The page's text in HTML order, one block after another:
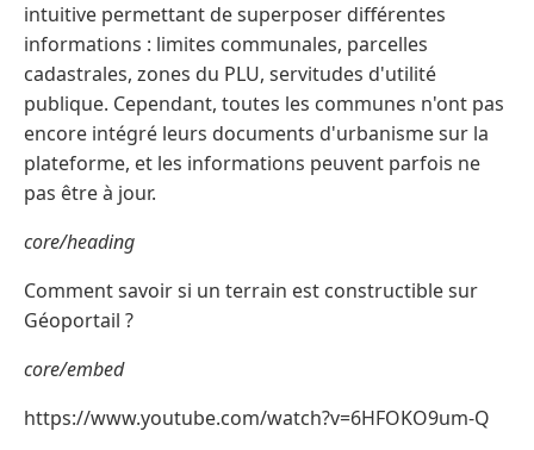
intuitive permettant de superposer différentes
informations : limites communales, parcelles
cadastrales, zones du PLU, servitudes d'utilité
publique. Cependant, toutes les communes n'ont pas
encore intégré leurs documents d'urbanisme sur la
plateforme, et les informations peuvent parfois ne
pas être à jour.
core/heading
Comment savoir si un terrain est constructible sur
Géoportail ?
core/embed
https://www.youtube.com/watch?v=6HFOKO9um-Q